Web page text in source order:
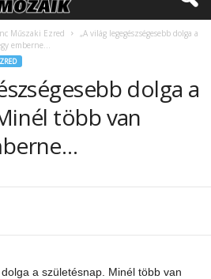
Műszaki Ezred
„A világ legegészségesebb dolga a
emberne…
dolga a
több van
dolga a születésnap. Minél több van